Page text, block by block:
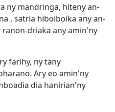
ny mandringa, hiteny an-
, satria hiboiboika any an-
driaka any amin'ny
farihy, ny tany
Ary eo amin'ny
dia hanirian'ny